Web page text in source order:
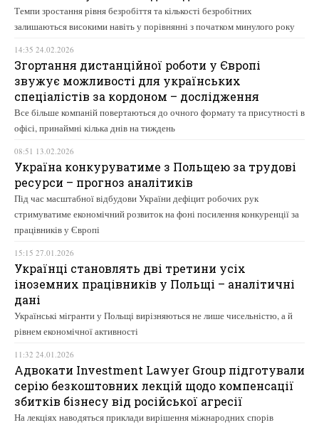
Темпи зростання рівня безробіття та кількості безробітних
залишаються високими навіть у порівнянні з початком минулого року
14:35 24.02.2026
Згортання дистанційної роботи у Європі
звужує можливості для українських
спеціалістів за кордоном – дослідження
Все більше компаній повертаються до очного формату та присутності в
офісі, принаймні кілька днів на тиждень
08:51 13.02.2026
Україна конкуруватиме з Польщею за трудові
ресурси – прогноз аналітиків
Під час масштабної відбудови України дефіцит робочих рук
стримуватиме економічний розвиток на фоні посилення конкуренції за
працівників у Європі
15:15 27.01.2026
Українці становлять дві третини усіх
іноземних працівників у Польщі – аналітичні
дані
Українські мігранти у Польщі вирізняються не лише чисельністю, а й
рівнем економічної активності
11:32 24.01.2026
Адвокати Investment Lawyer Group підготували
серію безкоштовних лекцій щодо компенсації
збитків бізнесу від російської агресії
На лекціях наводяться приклади вирішення міжнародних спорів